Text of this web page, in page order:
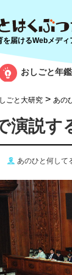
を届けるWebメディ
おしごと年鑑
ごと大研究 > あの
演説す
あのひと何して